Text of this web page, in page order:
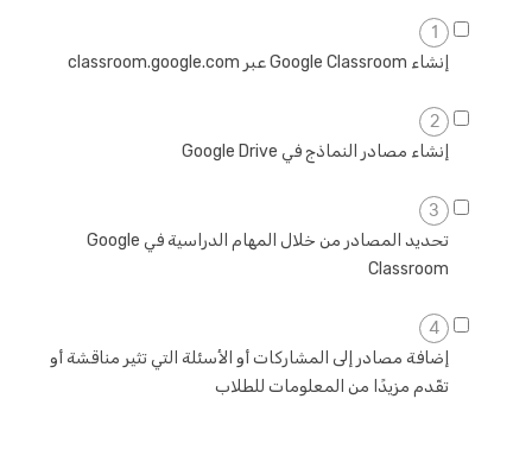
1
2
إنشاء مصادر النماذج في Google Drive
3
تحديد المصادر من خلال المهام الدراسية في Google
Classroom
4
إضافة مصادر إلى المشاركات أو الأسئلة التي تثير مناقشة أو
تقّدم مزيدًا من المعلومات للطلاب